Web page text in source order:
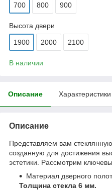
700 800 900
Высота двери
1900 2000 2100
В наличии
Описание Характеристики
Описание
Представляем вам
созданную для достижения
эстетики. Рассмотрим
Материал дверного
Толщина стекла 6 мм.